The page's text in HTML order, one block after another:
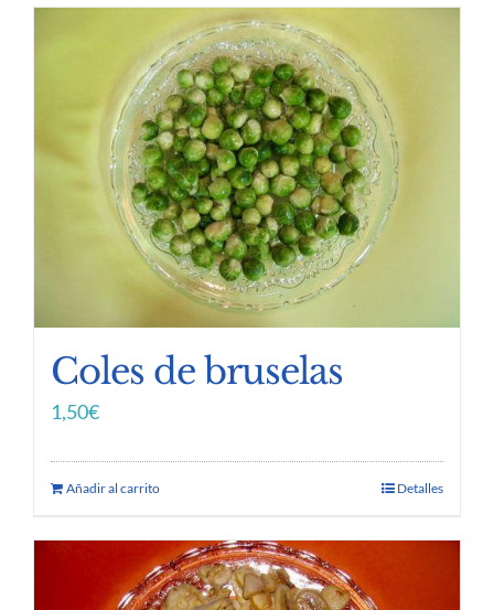
Coles de bruselas
1,50€
Añadir al carrito Detalles